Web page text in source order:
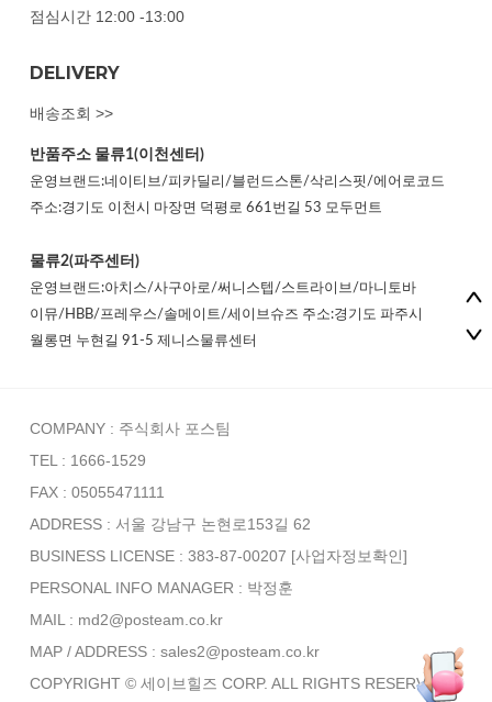
점심시간 12:00 -13:00
DELIVERY
배송조회 >>
반품주소 물류1(이천센터)
운영브랜드:네이티브/피카딜리/블런드스톤/삭리스핏/에어로코드
주소:경기도 이천시 마장면 덕평로 661번길 53 모두먼트
물류2(파주센터)
운영브랜드:아치스/사구아로/써니스텝/스트라이브/마니토바
이뮤/HBB/프레우스/솔메이트/세이브슈즈 주소:경기도 파주시
월롱면 누현길 91-5 제니스물류센터
COMPANY : 주식회사 포스팀
TEL : 1666-1529
FAX : 05055471111
ADDRESS : 서울 강남구 논현로153길 62
BUSINESS LICENSE : 383-87-00207 [사업자정보확인]
PERSONAL INFO MANAGER : 박정훈
MAIL : md2@posteam.co.kr
MAP / ADDRESS : sales2@posteam.co.kr
COPYRIGHT © 세이브힐즈 CORP. ALL RIGHTS RESERVED.